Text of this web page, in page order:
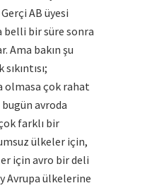
AB üyesi
belli bir süre sonra
Ama bakın şu
olmasa çok rahat
avroda
farklı bir
ülkeler için,
için avro bir deli
Avrupa ülkelerine